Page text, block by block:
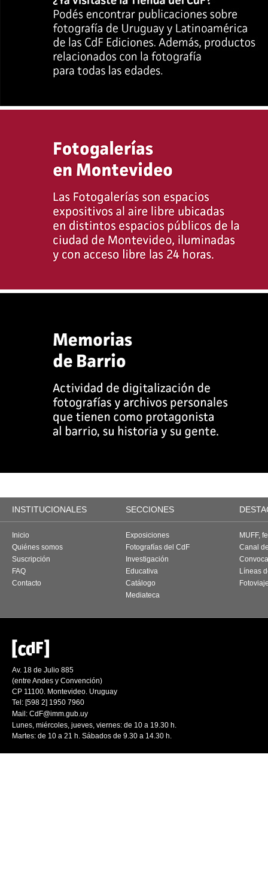
INSTITUCIONALES SECCIONES
Inicio
Quiénes somos
Suscripción
FAQ
Contacto
Exposiciones
Fotografías del CdF
Investigación
Educativa
Catálogo
Mediateca
MUFF,
Canal
Líneas
Av. 18 de Julio 885
(entre Andes y Convención)
CP 11100. Montevideo. Uruguay
Tel: [598 2] 1950 7960
Mail: CdF@imm.gub.uy
Lunes, miércoles, jueves, viernes: de 10 a 19.30 h.
Martes: de 10 a 21 h. Sábados de 9.30 a 14.30 h.